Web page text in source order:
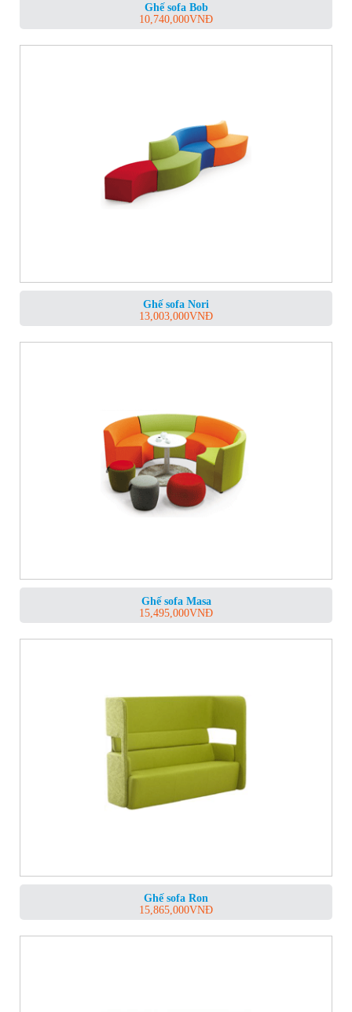
Ghế sofa Bob
10,740,000VNĐ
Ghế sofa Nori
13,003,000VNĐ
Ghế sofa Masa
15,495,000VNĐ
Ghế sofa Ron
15,865,000VNĐ